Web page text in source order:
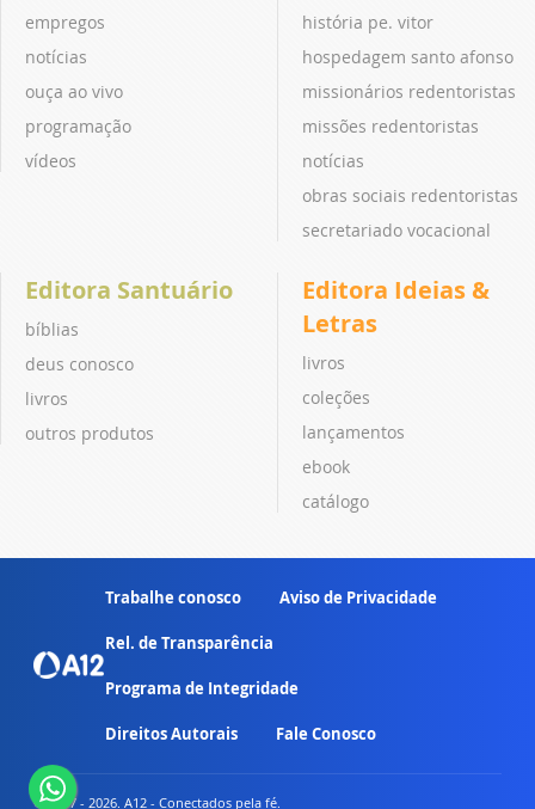
empregos
notícias
ouça ao vivo
programação
vídeos
história pe. vitor
hospedagem santo afonso
missionários redentoristas
missões redentoristas
notícias
obras sociais redentoristas
secretariado vocacional
Editora Santuário
bíblias
deus conosco
livros
outros produtos
Editora Ideias &
Letras
livros
coleções
lançamentos
ebook
catálogo
Trabalhe conosco Aviso de Privacidade
Rel. de Transparência
Programa de Integridade
Direitos Autorais Fale Conosco
© 2007 - 2026. A12 - Conectados pela fé.